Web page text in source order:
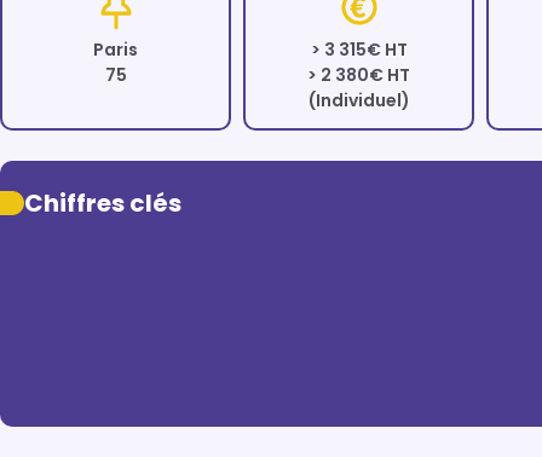
Paris
75
> 3 315€ HT
> 2 380€ HT
(Individuel)
Chiffres clés